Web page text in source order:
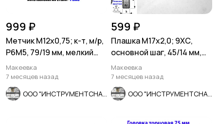
999 ₽
Метчик М12х0,75; к-т, м/р,
Р6М5, 79/19 мм, мелкий
шаг, шлиф, СССР.
Макеевка
7 месяцев назад
599 ₽
Плашка М17х2,0; 9ХС,
основной шаг, 45/14 мм,
ГОСТ 7740-71.
Макеевка
7 месяцев назад